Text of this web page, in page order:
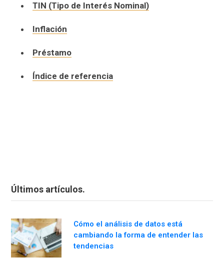
TIN (Tipo de Interés Nominal)
Inflación
Préstamo
Índice de referencia
Últimos artículos.
Cómo el análisis de datos está
cambiando la forma de entender las
tendencias